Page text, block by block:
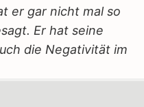
er gar nicht mal so
Er hat seine
die Negativität im